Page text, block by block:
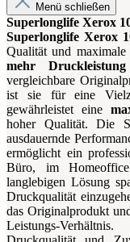
Menü schließen
Superlonglife Xerox
Superlonglife Xerox
Qualität und
mehr Druckleistung
vergleichbare
ist sie für eine
gewährleistet eine
hoher Qualität. Die
ausdauernde
ermöglicht ein
Büro, im
langlebigen Lösung
Druckqualität
das Originalprodukt
Leistungs-